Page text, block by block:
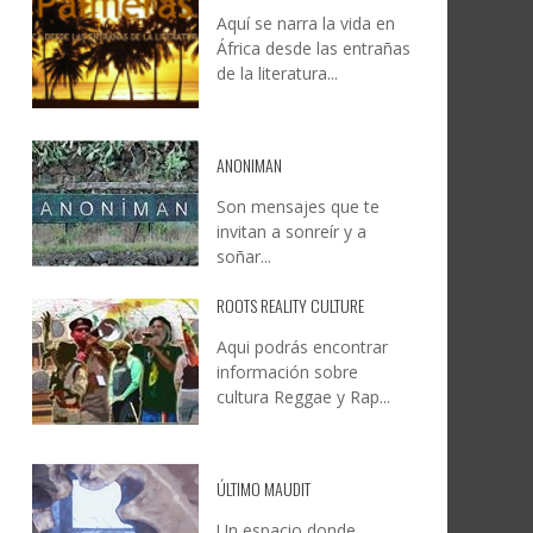
DOCANARIAS CONVOCA A
INSTITUCIONES A REFLEXIONAR
SOBRE LA INTERNACIONALIZACIÓN
CREATIVA CANARIA, 6 AGOSTO, 2026
JESÚS RODRÍGUEZ FALCÓN:
NATURALEZA, CAMINO Y
FOTOGRAFÍA
Aquí se narra la vida en
África desde las entrañas
de la literatura...
ANONIMAN
Son mensajes que te
invitan a sonreír y a
soñar...
ROOTS REALITY CULTURE
Aqui podrás encontrar
información sobre
cultura Reggae y Rap...
ÚLTIMO MAUDIT